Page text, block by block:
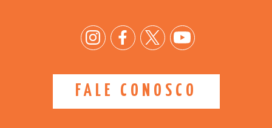
FALE CONOSCO